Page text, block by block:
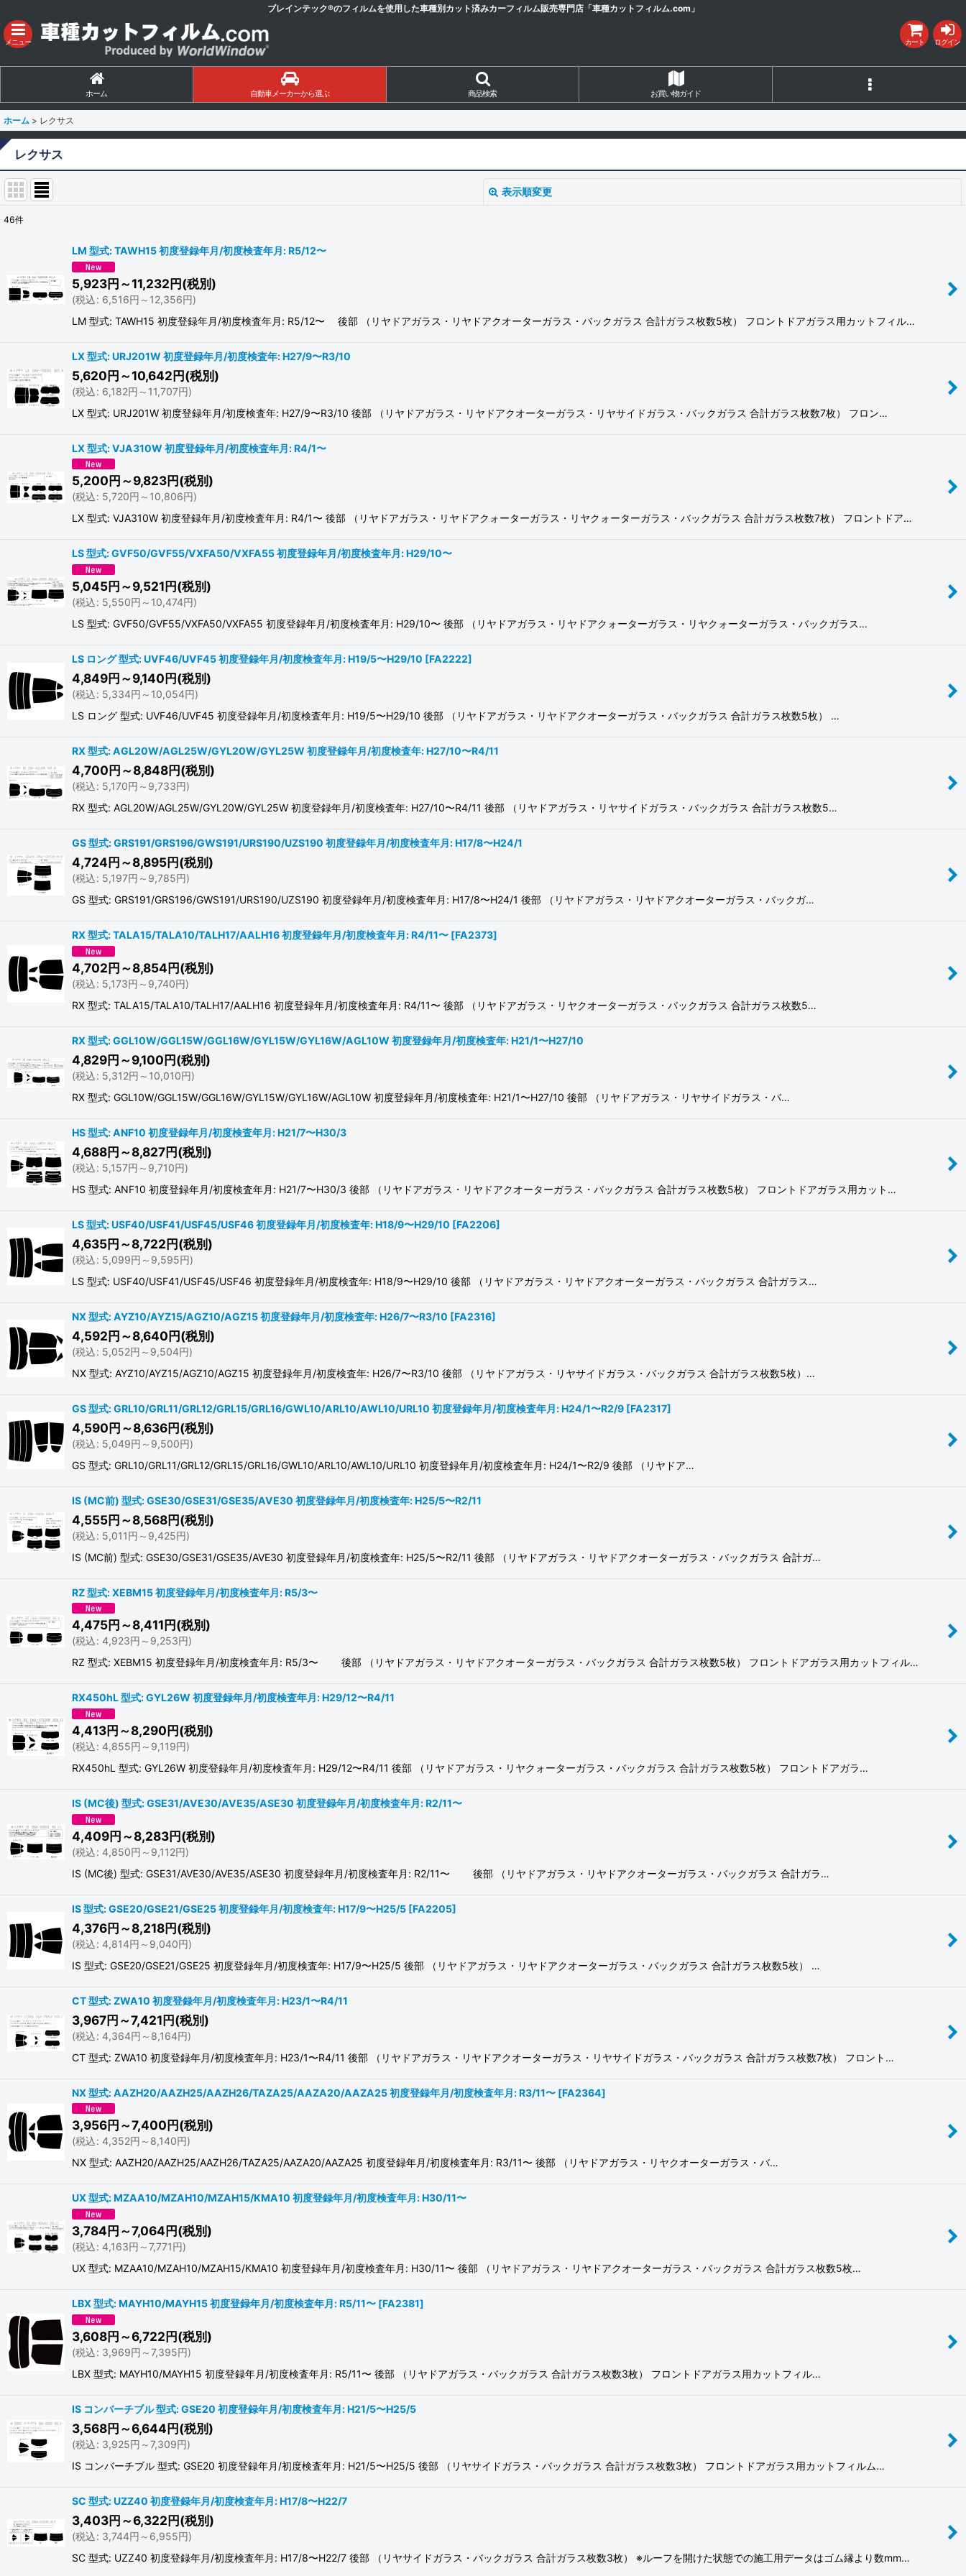
ブレインテック®のフィルムを使用した車種別カット済みカーフィルム販売専門店「車種カットフィルム.com」
メニュー カート ログイン
ホーム 自動車メーカーから選ぶ 商品検索 お買い物ガイド
ホーム > レクサス
レクサス
表示順変更
46件
LM 型式: TAWH15 初度登録年月/初度検査年月: R5/12〜
5,923円～11,232円(税別)
(税込: 6,516円 ～12,356円)
LM 型式: TAWH15 初度登録年月/初度検査年月: R5/12〜 後部 （リヤドアガラス・リヤドアクオーターガラス・バックガラス 合計ガラス枚数5枚） フロントドアガラス用カットフィル…
LX 型式: URJ201W 初度登録年月/初度検査年: H27/9〜R3/10
5,620円～10,642円(税別)
(税込: 6,182円 ～11,707円)
LX 型式: URJ201W 初度登録年月/初度検査年: H27/9〜R3/10 後部 （リヤドアガラス・リヤドアクオーターガラス・リヤサイドガラス・バックガラス 合計ガラス枚数7枚） フロン…
LX 型式: VJA310W 初度登録年月/初度検査年月: R4/1〜
5,200円～9,823円(税別)
(税込: 5,720円 ～10,806円)
LX 型式: VJA310W 初度登録年月/初度検査年月: R4/1〜 後部 （リヤドアガラス・リヤドアクォーターガラス・リヤクォーターガラス・バックガラス 合計ガラス枚数7枚） フロントドア…
LS 型式: GVF50/GVF55/VXFA50/VXFA55 初度登録年月/初度検査年月: H29/10〜
5,045円～9,521円(税別)
(税込: 5,550円 ～10,474円)
LS 型式: GVF50/GVF55/VXFA50/VXFA55 初度登録年月/初度検査年月: H29/10〜 後部 （リヤドアガラス・リヤドアクォーターガラス・リヤクォーターガラス・バックガラス…
LS ロング 型式: UVF46/UVF45 初度登録年月/初度検査年月: H19/5〜H29/10 [FA2222]
4,849円～9,140円(税別)
(税込: 5,334円 ～10,054円)
LS ロング 型式: UVF46/UVF45 初度登録年月/初度検査年月: H19/5〜H29/10 後部 （リヤドアガラス・リヤドアクオーターガラス・バックガラス 合計ガラス枚数5枚） …
RX 型式: AGL20W/AGL25W/GYL20W/GYL25W 初度登録年月/初度検査年: H27/10〜R4/11
4,700円～8,848円(税別)
(税込: 5,170円 ～9,733円)
RX 型式: AGL20W/AGL25W/GYL20W/GYL25W 初度登録年月/初度検査年: H27/10〜R4/11 後部 （リヤドアガラス・リヤサイドガラス・バックガラス 合計ガラス枚数5…
GS 型式: GRS191/GRS196/GWS191/URS190/UZS190 初度登録年月/初度検査年月: H17/8〜H24/1
4,724円～8,895円(税別)
(税込: 5,197円 ～9,785円)
GS 型式: GRS191/GRS196/GWS191/URS190/UZS190 初度登録年月/初度検査年月: H17/8〜H24/1 後部 （リヤドアガラス・リヤドアクオーターガラス・バックガ…
RX 型式: TALA15/TALA10/TALH17/AALH16 初度登録年月/初度検査年月: R4/11〜 [FA2373]
4,702円～8,854円(税別)
(税込: 5,173円 ～9,740円)
RX 型式: TALA15/TALA10/TALH17/AALH16 初度登録年月/初度検査年月: R4/11〜 後部 （リヤドアガラス・リヤクオーターガラス・バックガラス 合計ガラス枚数5…
RX 型式: GGL10W/GGL15W/GGL16W/GYL15W/GYL16W/AGL10W 初度登録年月/初度検査年: H21/1〜H27/10
4,829円～9,100円(税別)
(税込: 5,312円 ～10,010円)
RX 型式: GGL10W/GGL15W/GGL16W/GYL15W/GYL16W/AGL10W 初度登録年月/初度検査年: H21/1〜H27/10 後部 （リヤドアガラス・リヤサイドガラス・バ…
HS 型式: ANF10 初度登録年月/初度検査年月: H21/7〜H30/3
4,688円～8,827円(税別)
(税込: 5,157円 ～9,710円)
HS 型式: ANF10 初度登録年月/初度検査年月: H21/7〜H30/3 後部 （リヤドアガラス・リヤドアクオーターガラス・バックガラス 合計ガラス枚数5枚） フロントドアガラス用カット…
LS 型式: USF40/USF41/USF45/USF46 初度登録年月/初度検査年: H18/9〜H29/10 [FA2206]
4,635円～8,722円(税別)
(税込: 5,099円 ～9,595円)
LS 型式: USF40/USF41/USF45/USF46 初度登録年月/初度検査年: H18/9〜H29/10 後部 （リヤドアガラス・リヤドアクオーターガラス・バックガラス 合計ガラス…
NX 型式: AYZ10/AYZ15/AGZ10/AGZ15 初度登録年月/初度検査年: H26/7〜R3/10 [FA2316]
4,592円～8,640円(税別)
(税込: 5,052円 ～9,504円)
NX 型式: AYZ10/AYZ15/AGZ10/AGZ15 初度登録年月/初度検査年: H26/7〜R3/10 後部 （リヤドアガラス・リヤサイドガラス・バックガラス 合計ガラス枚数5枚）…
GS 型式: GRL10/GRL11/GRL12/GRL15/GRL16/GWL10/ARL10/AWL10/URL10 初度登録年月/初度検査年月: H24/1〜R2/9 [FA2317]
4,590円～8,636円(税別)
(税込: 5,049円 ～9,500円)
GS 型式: GRL10/GRL11/GRL12/GRL15/GRL16/GWL10/ARL10/AWL10/URL10 初度登録年月/初度検査年月: H24/1〜R2/9 後部 （リヤドア…
IS (MC前) 型式: GSE30/GSE31/GSE35/AVE30 初度登録年月/初度検査年: H25/5〜R2/11
4,555円～8,568円(税別)
(税込: 5,011円 ～9,425円)
IS (MC前) 型式: GSE30/GSE31/GSE35/AVE30 初度登録年月/初度検査年: H25/5〜R2/11 後部 （リヤドアガラス・リヤドアクオーターガラス・バックガラス 合計ガ…
RZ 型式: XEBM15 初度登録年月/初度検査年月: R5/3〜
4,475円～8,411円(税別)
(税込: 4,923円 ～9,253円)
RZ 型式: XEBM15 初度登録年月/初度検査年月: R5/3〜 後部 （リヤドアガラス・リヤドアクオーターガラス・バックガラス 合計ガラス枚数5枚） フロントドアガラス用カットフィル…
RX450hL 型式: GYL26W 初度登録年月/初度検査年月: H29/12〜R4/11
4,413円～8,290円(税別)
(税込: 4,855円 ～9,119円)
RX450hL 型式: GYL26W 初度登録年月/初度検査年月: H29/12〜R4/11 後部 （リヤドアガラス・リヤクォーターガラス・バックガラス 合計ガラス枚数5枚） フロントドアガラ…
IS (MC後) 型式: GSE31/AVE30/AVE35/ASE30 初度登録年月/初度検査年月: R2/11〜
4,409円～8,283円(税別)
(税込: 4,850円 ～9,112円)
IS (MC後) 型式: GSE31/AVE30/AVE35/ASE30 初度登録年月/初度検査年月: R2/11〜 後部 （リヤドアガラス・リヤドアクオーターガラス・バックガラス 合計ガラ…
IS 型式: GSE20/GSE21/GSE25 初度登録年月/初度検査年: H17/9〜H25/5 [FA2205]
4,376円～8,218円(税別)
(税込: 4,814円 ～9,040円)
IS 型式: GSE20/GSE21/GSE25 初度登録年月/初度検査年: H17/9〜H25/5 後部 （リヤドアガラス・リヤドアクオーターガラス・バックガラス 合計ガラス枚数5枚） …
CT 型式: ZWA10 初度登録年月/初度検査年月: H23/1〜R4/11
3,967円～7,421円(税別)
(税込: 4,364円 ～8,164円)
CT 型式: ZWA10 初度登録年月/初度検査年月: H23/1〜R4/11 後部 （リヤドアガラス・リヤドアクオーターガラス・リヤサイドガラス・バックガラス 合計ガラス枚数7枚） フロント…
NX 型式: AAZH20/AAZH25/AAZH26/TAZA25/AAZA20/AAZA25 初度登録年月/初度検査年月: R3/11〜 [FA2364]
3,956円～7,400円(税別)
(税込: 4,352円 ～8,140円)
NX 型式: AAZH20/AAZH25/AAZH26/TAZA25/AAZA20/AAZA25 初度登録年月/初度検査年月: R3/11〜 後部 （リヤドアガラス・リヤクオーターガラス・バ…
UX 型式: MZAA10/MZAH10/MZAH15/KMA10 初度登録年月/初度検査年月: H30/11〜
3,784円～7,064円(税別)
(税込: 4,163円 ～7,771円)
UX 型式: MZAA10/MZAH10/MZAH15/KMA10 初度登録年月/初度検査年月: H30/11〜 後部 （リヤドアガラス・リヤドアクオーターガラス・バックガラス 合計ガラス枚数5枚…
LBX 型式: MAYH10/MAYH15 初度登録年月/初度検査年月: R5/11〜 [FA2381]
3,608円～6,722円(税別)
(税込: 3,969円 ～7,395円)
LBX 型式: MAYH10/MAYH15 初度登録年月/初度検査年月: R5/11〜 後部 （リヤドアガラス・バックガラス 合計ガラス枚数3枚） フロントドアガラス用カットフィル…
IS コンバーチブル 型式: GSE20 初度登録年月/初度検査年月: H21/5〜H25/5
3,568円～6,644円(税別)
(税込: 3,925円 ～7,309円)
IS コンバーチブル 型式: GSE20 初度登録年月/初度検査年月: H21/5〜H25/5 後部 （リヤサイドガラス・バックガラス 合計ガラス枚数3枚） フロントドアガラス用カットフィルム…
SC 型式: UZZ40 初度登録年月/初度検査年月: H17/8〜H22/7
3,403円～6,322円(税別)
(税込: 3,744円 ～6,955円)
SC 型式: UZZ40 初度登録年月/初度検査年月: H17/8〜H22/7 後部 （リヤサイドガラス・バックガラス 合計ガラス枚数3枚） ※ルーフを開けた状態での施工用データはゴム縁より数mm…